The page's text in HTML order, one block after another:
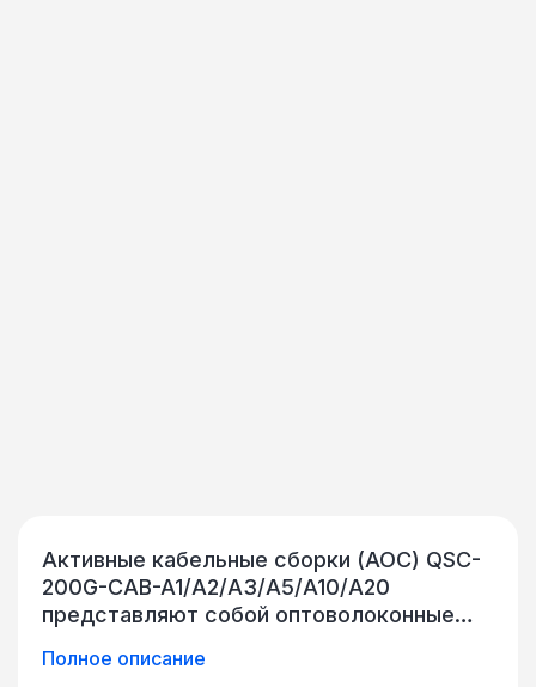
Активные кабельные сборки (AOC) QSC-
200G-CAB-A1/A2/A3/A5/A10/A20
представляют собой оптоволоконные
объединяют 4 независимых приемных и
Полное описание